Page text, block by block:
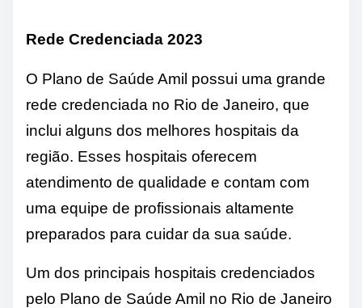
Rede Credenciada 2023
O Plano de Saúde Amil possui uma grande
rede credenciada no Rio de Janeiro, que
inclui alguns dos melhores hospitais da
região. Esses hospitais oferecem
atendimento de qualidade e contam com
uma equipe de profissionais altamente
preparados para cuidar da sua saúde.
Um dos principais hospitais credenciados
pelo Plano de Saúde Amil no Rio de Janeiro